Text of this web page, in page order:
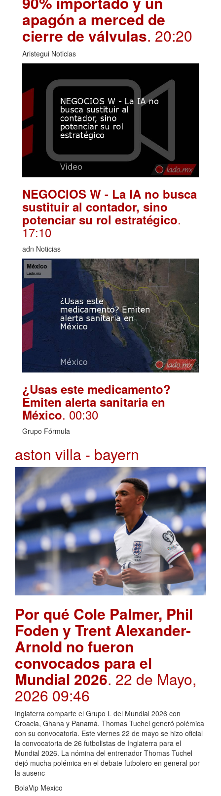
apagón a merced de
cierre de válvulas. 20:20
Aristegui Noticias
NEGOCIOS W - La IA no busca
sustituir al contador, sino
potenciar su rol estratégico.
17:10
adn Noticias
¿Usas este medicamento?
Emiten alerta sanitaria en
México. 00:30
Grupo Fórmula
aston villa - bayern
Por qué Cole Palmer, Phil
Foden y Trent Alexander-
Arnold no fueron
convocados para el
Mundial 2026. 22 de Mayo,
2026 09:46
Inglaterra comparte el Grupo L del Mundial 2026 con
Croacia, Ghana y Panamá. Thomas Tuchel generó polémica
con su convocatoria. Este viernes 22 de mayo se hizo oficial
la convocatoria de 26 futbolistas de Inglaterra para el
Mundial 2026. La nómina del entrenador Thomas Tuchel
dejó mucha polémica en el debate futbolero en general por
la ausenc
BolaVip Mexico